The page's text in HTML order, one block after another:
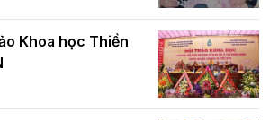
Khoa học Thiền